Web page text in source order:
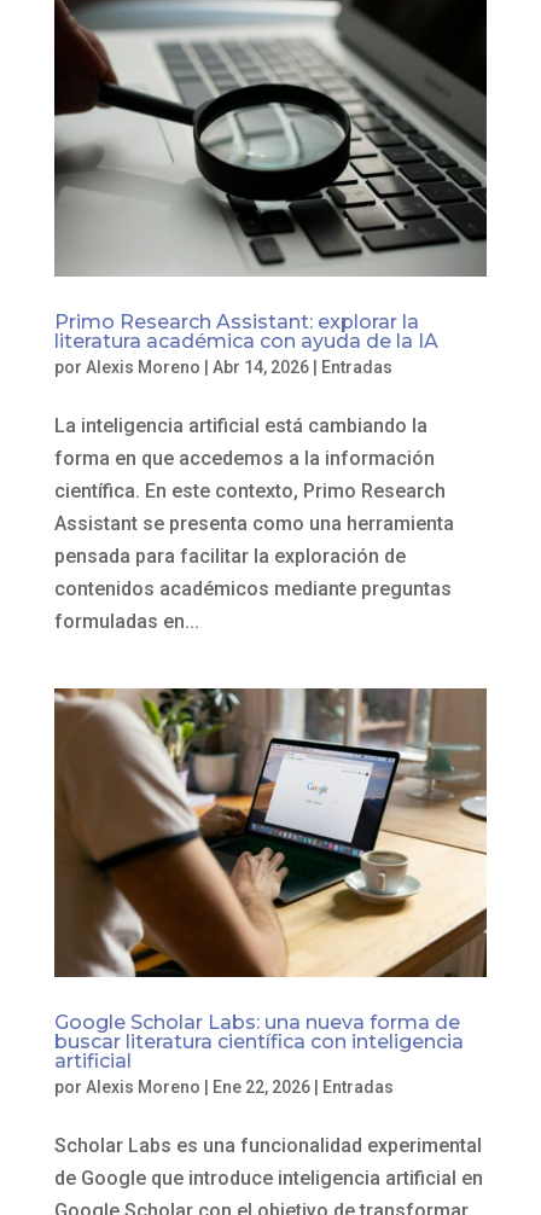
Primo Research Assistant: explorar la
literatura académica con ayuda de la IA
por Alexis Moreno Abr 14, 2026| Entradas
La inteligencia artificial está cambiando la
forma en que accedemos a la información
científica. En este contexto, Primo Research
Assistant se presenta como una herramienta
pensada para facilitar la exploración de
contenidos académicos mediante preguntas
formuladas en...
Google Scholar Labs: una nueva forma de
buscar literatura científica con inteligencia
artificial
por Alexis Moreno Ene 22, 2026| Entradas
Scholar Labs es una funcionalidad experimental
de Google que introduce inteligencia artificial en
Google Scholar con el objetivo de transformar